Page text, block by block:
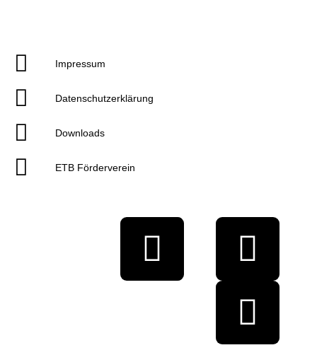
Impressum
Datenschutzerklärung
Downloads
ETB Förderverein